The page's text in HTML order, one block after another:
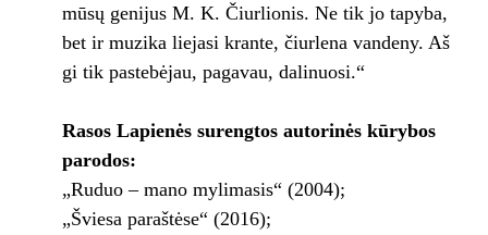
mūsų genijus M. K. Čiurlionis. Ne tik jo tapyba,
bet ir muzika liejasi krante, čiurlena vandeny. Aš
gi tik pastebėjau, pagavau, dalinuosi.“
Rasos Lapienės surengtos autorinės kūrybos
parodos:
„Ruduo – mano mylimasis“ (2004);
„Šviesa paraštėse“ (2016);